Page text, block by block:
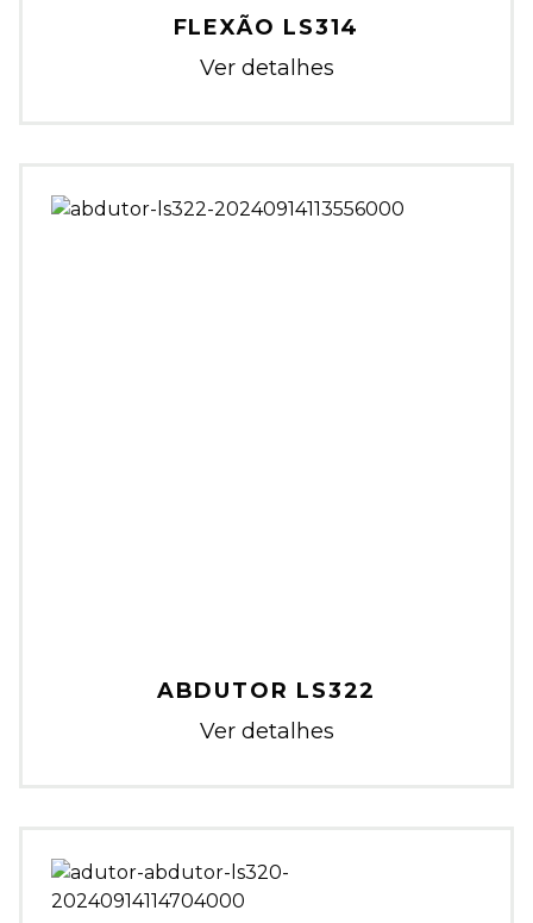
FLEXÃO LS314
Ver detalhes
ABDUTOR LS322
Ver detalhes